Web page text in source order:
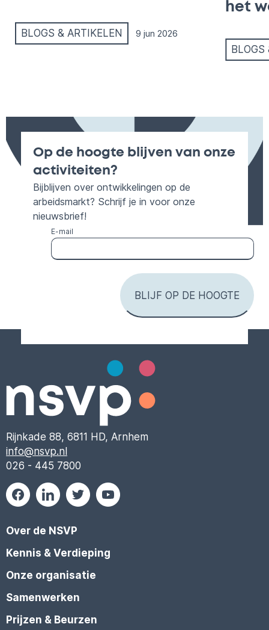
BLOGS & ARTIKELEN 9 jun 2026
het
Op de hoogte blijven van onze
activiteiten?
Bijblijven over ontwikkelingen op de
arbeidsmarkt? Schrijf je in voor onze
nieuwsbrief!
E-mail
Rijnkade 88, 6811 HD, Arnhem
info@nsvp.nl
026 - 445 7800
Over de NSVP
Kennis & Verdieping
Onze organisatie
Samenwerken
Prijzen & Beurzen